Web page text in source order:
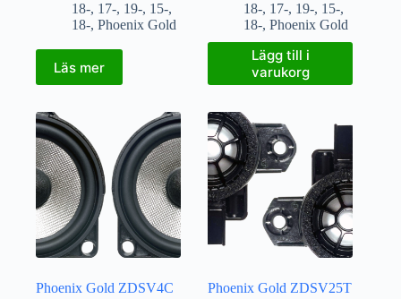
18-, 17-, 19-, 15-,
18-, Phoenix Gold
Läs mer
18-, 17-, 19-, 15-,
18-,Phoenix Gold
Lägg till i
varukorg
Phoenix Gold ZDSV4C
Phoenix Gold ZDSV25T